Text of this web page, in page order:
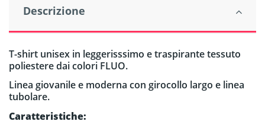
Descrizione
T-shirt unisex in leggerisssimo e traspirante tessuto
poliestere dai colori FLUO.
Linea giovanile e moderna con girocollo largo e linea
tubolare.
Caratteristiche: